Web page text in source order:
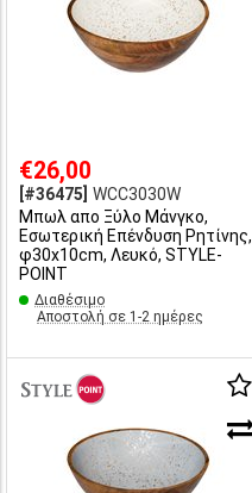
€26,00
[#36475] WCC3030W
Μπωλ απο Ξύλο Μάνγκο,
Εσωτερική Επένδυση Ρητίνης,
φ30x10cm, Λευκό, STYLE-
POINT
Διαθέσιμο
Αποστολή σε 1-2 ημέρες